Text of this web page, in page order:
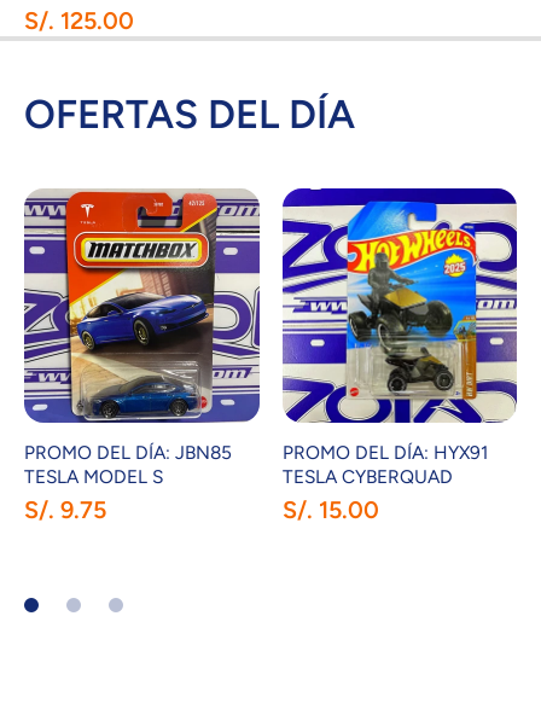
S/. 125.00
OFERTAS DEL DÍA
PROMO DEL DÍA: JBN85
TESLA MODEL S
S/. 9.75
PROMO DEL DÍA: HYX91
TESLA CYBERQUAD
S/. 15.00